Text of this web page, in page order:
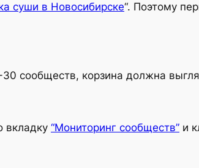
суши в Новосибирске“. Поэтому
сообществ, корзина должна
вкладку “Мониторинг сообществ” и